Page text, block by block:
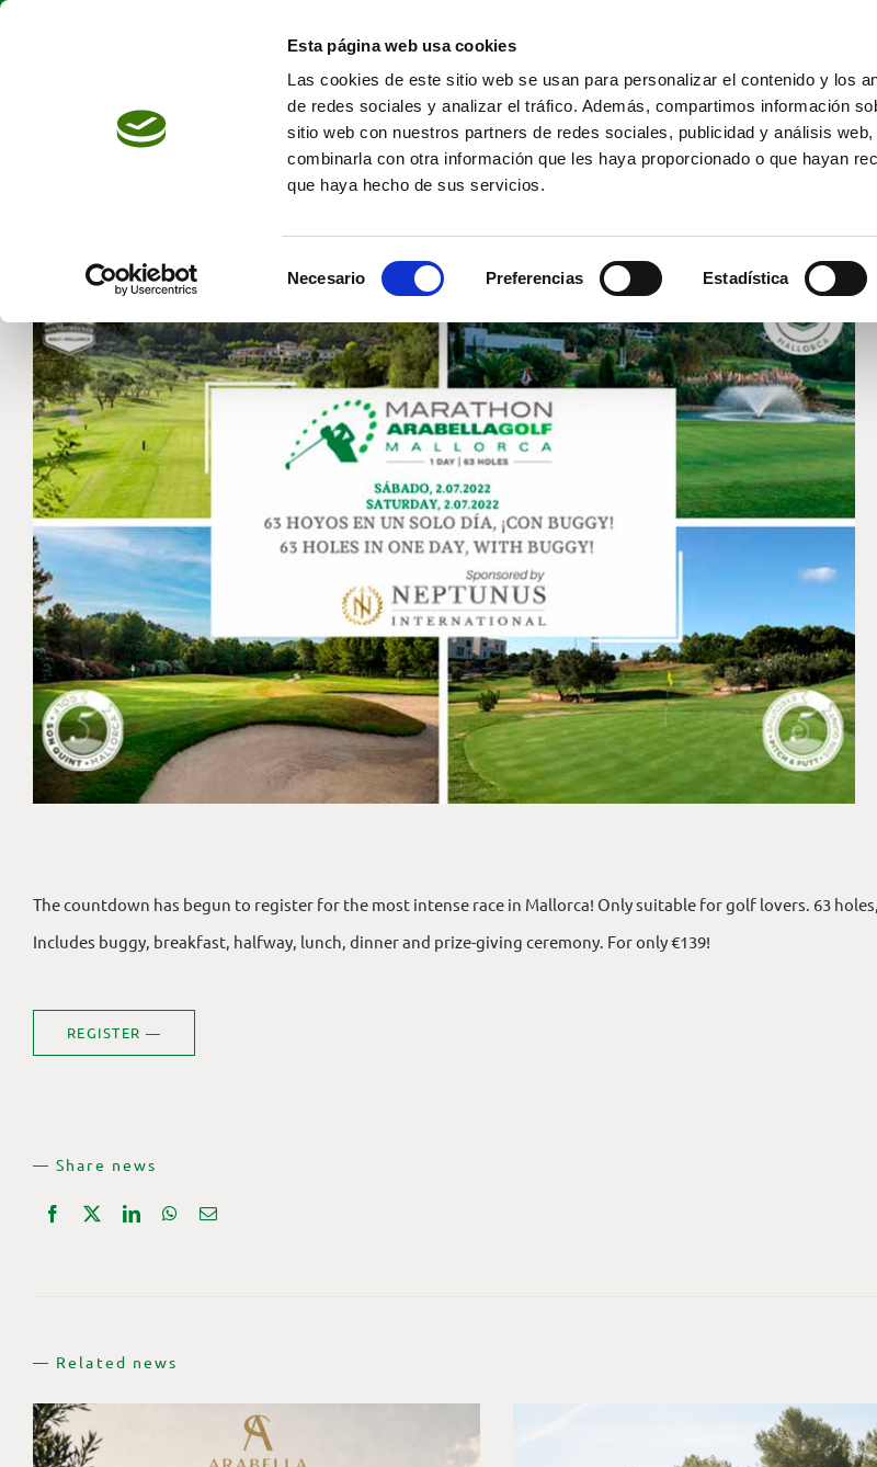
Esta página web usa cookies
Las cookies de este sitio web se usan para personalizar el contenido y los
de redes sociales y analizar el tráfico. Además, compartimos información
sitio web con nuestros partners de redes sociales, publicidad y análisis web,
combinarla con otra información que les haya proporcionado o que hayan
que haya hecho de sus servicios.
Necesario Preferencias Estadística
Skip
The countdown has begun to register for the most intense race in Mallorca! Only suitable for golf lovers. 63
Includes buggy, breakfast, halfway, lunch, dinner and prize-giving ceremony. For only €139!
REGISTER —
— Share news
— Related news